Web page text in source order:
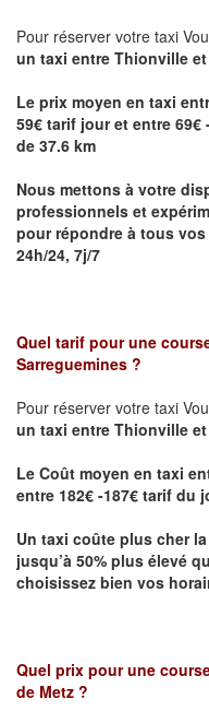
Pour réserver votre taxi
un taxi entre Thionville
Le prix moyen en taxi
59€ tarif jour et entre
de 37.6 km
Nous mettons à votre
professionnels et
pour répondre à tous
24h/24, 7j/7
Quel tarif pour une
Sarreguemines ?
Pour réserver votre taxi
un taxi entre Thionville
Le Coût moyen en taxi
entre 182€ -187€ tarif du
Un taxi coûte plus cher
jusqu’à 50% plus élevé
choisissez bien vos
Quel prix pour une
de Metz ?